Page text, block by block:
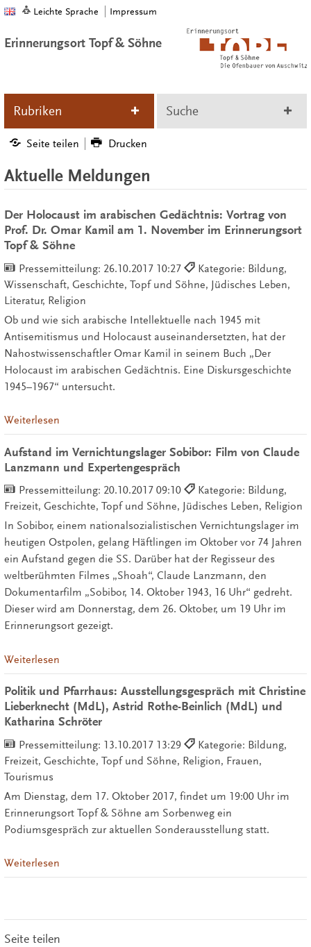
Leichte Sprache Impressum
Erinnerungsort Topf & Söhne
Rubriken Suche
Seite teilen Drucken
Aktuelle Meldungen
Der Holocaust im arabischen Gedächtnis: Vortrag von
Prof. Dr. Omar Kamil am 1. November im Erinnerungsort
Topf & Söhne
Pressemitteilung: 26.10.2017 10:27
Kategorie: Bildung,
Wissenschaft, Geschichte, Topf und Söhne, Jüdisches Leben,
Literatur, Religion
Ob und wie sich arabische Intellektuelle nach 1945 mit
Antisemitismus und Holocaust auseinandersetzten, hat der
Nahostwissenschaftler Omar Kamil in seinem Buch „Der
Holocaust im arabischen Gedächtnis. Eine Diskursgeschichte
1945–1967“ untersucht.
Weiterlesen
Aufstand im Vernichtungslager Sobibor: Film von Claude
Lanzmann und Expertengespräch
Pressemitteilung: 20.10.2017 09:10
Kategorie: Bildung,
Freizeit, Geschichte, Topf und Söhne, Jüdisches Leben, Religion
In Sobibor, einem nationalsozialistischen Vernichtungslager im
heutigen Ostpolen, gelang Häftlingen im Oktober vor 74 Jahren
ein Aufstand gegen die SS. Darüber hat der Regisseur des
weltberühmten Filmes „Shoah“, Claude Lanzmann, den
Dokumentarfilm „Sobibor, 14. Oktober 1943, 16 Uhr“ gedreht.
Dieser wird am Donnerstag, dem 26. Oktober, um 19 Uhr im
Erinnerungsort gezeigt.
Weiterlesen
Politik und Pfarrhaus: Ausstellungsgespräch mit Christine
Lieberknecht (MdL), Astrid Rothe-Beinlich (MdL) und
Katharina Schröter
Pressemitteilung: 13.10.2017 13:29
Kategorie: Bildung,
Freizeit, Geschichte, Topf und Söhne, Religion, Frauen,
Tourismus
Am Dienstag, dem 17. Oktober 2017, findet um 19:00 Uhr im
Erinnerungsort Topf & Söhne am Sorbenweg ein
Podiumsgespräch zur aktuellen Sonderausstellung statt.
Weiterlesen
Seite teilen